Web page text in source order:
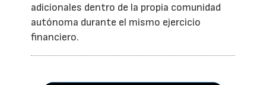
adicionales dentro de la propia comunidad
autónoma durante el mismo ejercicio
financiero.